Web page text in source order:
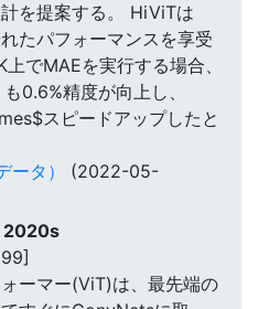
を提案する。 HiViTは
たパフォーマンスを享受
でMAEを実行する場合、
0.6%精度が向上し、
スピードアップしたと
タ）
(2022-05-
2020s
ーマー(ViT)は、最先端の